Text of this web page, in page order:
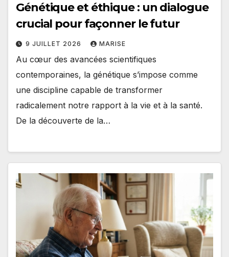
Génétique et éthique : un dialogue
crucial pour façonner le futur
9 JUILLET 2026 MARISE
Au cœur des avancées scientifiques
contemporaines, la génétique s’impose comme
une discipline capable de transformer
radicalement notre rapport à la vie et à la santé.
De la découverte de la…